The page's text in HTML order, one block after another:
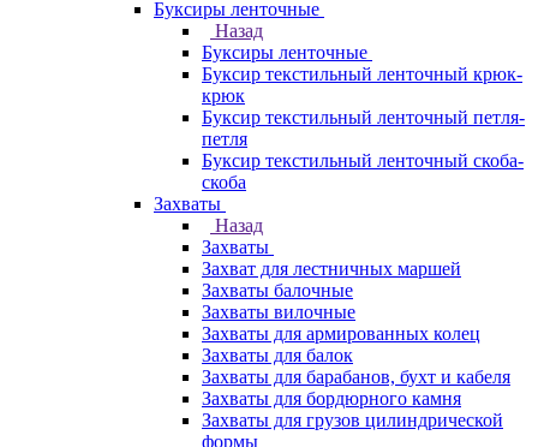
Буксиры ленточные
Назад
Буксиры ленточные
Буксир текстильный ленточный крюк-
крюк
Буксир текстильный ленточный петля-
петля
Буксир текстильный ленточный скоба-
скоба
Захваты
Назад
Захваты
Захват для лестничных маршей
Захваты балочные
Захваты вилочные
Захваты для армированных колец
Захваты для балок
Захваты для барабанов, бухт и кабеля
Захваты для бордюрного камня
Захваты для грузов цилиндрической
формы